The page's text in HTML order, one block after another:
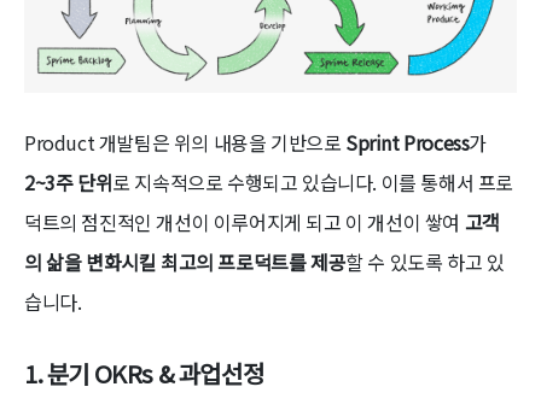
Product 개발팀은 위의 내용을 기반으로 Sprint Process가
2~3주 단위로 지속적으로 수행되고 있습니다. 이를 통해서 프로
덕트의 점진적인 개선이 이루어지게 되고 이 개선이 쌓여 고객
의 삶을 변화시킬 최고의 프로덕트를 제공할 수 있도록 하고 있
습니다.
1. 분기 OKRs & 과업선정